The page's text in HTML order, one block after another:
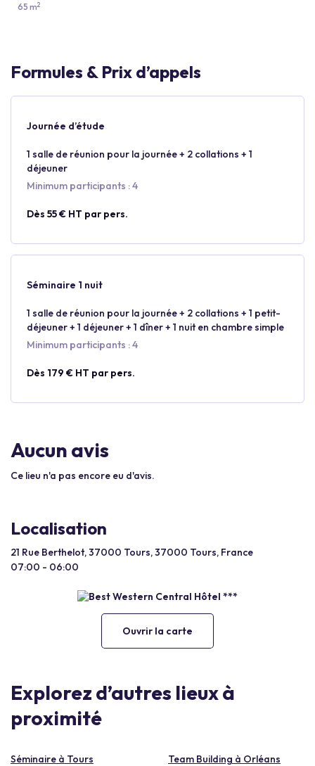
65 m2
Formules & Prix d’appels
Journée d’étude
1 salle de réunion pour la journée + 2 collations + 1
déjeuner
Minimum participants : 4
Dès 55 € HT par pers.
Séminaire 1 nuit
1 salle de réunion pour la journée + 2 collations + 1 petit-
déjeuner + 1 déjeuner + 1 dîner + 1 nuit en chambre simple
Minimum participants : 4
Dès 179 € HT par pers.
Aucun avis
Ce lieu n'a pas encore eu d'avis.
Localisation
21 Rue Berthelot, 37000 Tours, 37000 Tours, France
07:00 - 06:00
Ouvrir la carte
Explorez d’autres lieux à
proximité
Séminaire à Tours Team Building à Orléans